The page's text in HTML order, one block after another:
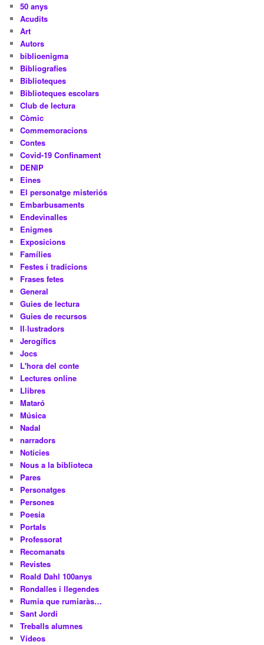
50 anys
Acudits
Art
Autors
biblioenigma
Bibliografies
Biblioteques
Biblioteques escolars
Club de lectura
Còmic
Commemoracions
Contes
Covid-19 Confinament
DENIP
Eines
El personatge misteriós
Embarbusaments
Endevinalles
Enigmes
Exposicions
Famílies
Festes i tradicions
Frases fetes
General
Guies de lectura
Guies de recursos
Il·lustradors
Jerogífics
Jocs
L'hora del conte
Lectures online
Llibres
Mataró
Música
Nadal
narradors
Notícies
Nous a la biblioteca
Pares
Personatges
Persones
Poesia
Portals
Professorat
Recomanats
Revistes
Roald Dahl 100anys
Rondalles i llegendes
Rumia que rumiaràs…
Sant Jordi
Treballs alumnes
Vídeos